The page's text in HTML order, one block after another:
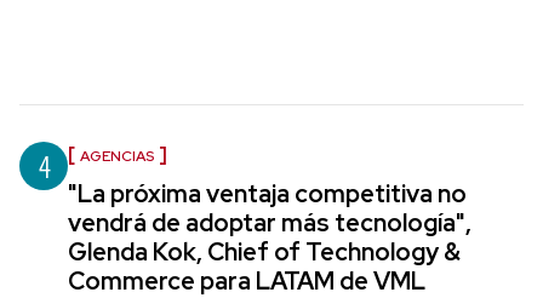
4 AGENCIAS
"La próxima ventaja competitiva no
vendrá de adoptar más tecnología",
Glenda Kok, Chief of Technology &
Commerce para LATAM de VML